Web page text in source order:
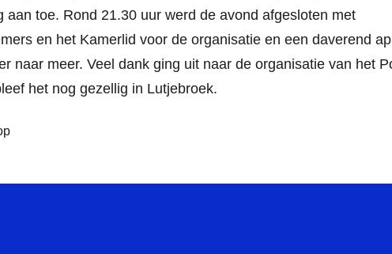
aan toe. Rond 21.30 uur werd de avond afgesloten met
en het Kamerlid voor de organisatie en een daverend
naar meer. Veel dank ging uit naar de organisatie van het
het nog gezellig in Lutjebroek.